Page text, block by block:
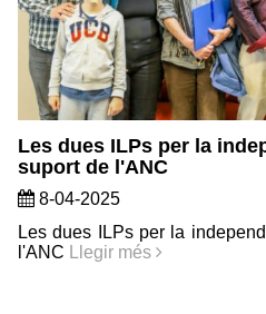
Les dues ILPs per la
suport de l'ANC
8-04-2025
Les dues ILPs per la
l'ANC
Llegir més